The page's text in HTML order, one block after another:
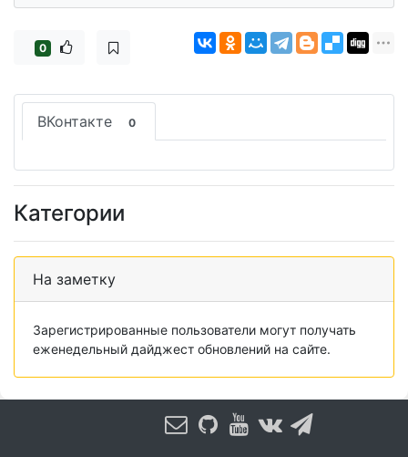
0
ВКонтакте 0
Категории
На заметку
Зарегистрированные пользователи могут получать
еженедельный дайджест обновлений на сайте.